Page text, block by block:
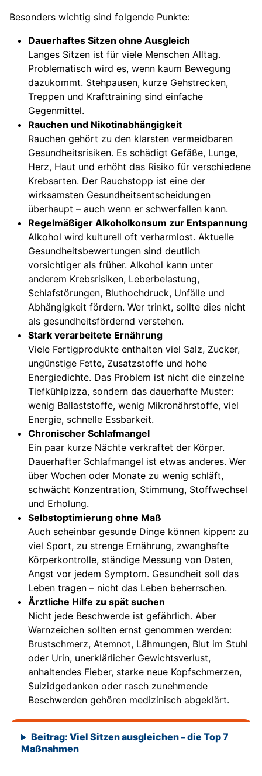
Besonders wichtig sind folgende Punkte:
Dauerhaftes Sitzen ohne Ausgleich
Langes Sitzen ist für viele Menschen Alltag.
Problematisch wird es, wenn kaum Bewegung
dazukommt. Stehpausen, kurze Gehstrecken,
Treppen und Krafttraining sind einfache
Gegenmittel.
Rauchen und Nikotinabhängigkeit
Rauchen gehört zu den klarsten vermeidbaren
Gesundheitsrisiken. Es schädigt Gefäße, Lunge,
Herz, Haut und erhöht das Risiko für verschiedene
Krebsarten. Der Rauchstopp ist eine der
wirksamsten Gesundheitsentscheidungen
überhaupt – auch wenn er schwerfallen kann.
Regelmäßiger Alkoholkonsum zur Entspannung
Alkohol wird kulturell oft verharmlost. Aktuelle
Gesundheitsbewertungen sind deutlich
vorsichtiger als früher. Alkohol kann unter
anderem Krebsrisiken, Leberbelastung,
Schlafstörungen, Bluthochdruck, Unfälle und
Abhängigkeit fördern. Wer trinkt, sollte dies nicht
als gesundheitsfördernd verstehen.
Stark verarbeitete Ernährung
Viele Fertigprodukte enthalten viel Salz, Zucker,
ungünstige Fette, Zusatzstoffe und hohe
Energiedichte. Das Problem ist nicht die einzelne
Tiefkühlpizza, sondern das dauerhafte Muster:
wenig Ballaststoffe, wenig Mikronährstoffe, viel
Energie, schnelle Essbarkeit.
Chronischer Schlafmangel
Ein paar kurze Nächte verkraftet der Körper.
Dauerhafter Schlafmangel ist etwas anderes. Wer
über Wochen oder Monate zu wenig schläft,
schwächt Konzentration, Stimmung, Stoffwechsel
und Erholung.
Selbstoptimierung ohne Maß
Auch scheinbar gesunde Dinge können kippen: zu
viel Sport, zu strenge Ernährung, zwanghafte
Körperkontrolle, ständige Messung von Daten,
Angst vor jedem Symptom. Gesundheit soll das
Leben tragen – nicht das Leben beherrschen.
Ärztliche Hilfe zu spät suchen
Nicht jede Beschwerde ist gefährlich. Aber
Warnzeichen sollten ernst genommen werden:
Brustschmerz, Atemnot, Lähmungen, Blut im Stuhl
oder Urin, unerklärlicher Gewichtsverlust,
anhaltendes Fieber, starke neue Kopfschmerzen,
Suizidgedanken oder rasch zunehmende
Beschwerden gehören medizinisch abgeklärt.
Beitrag: Viel Sitzen ausgleichen – die Top 7
Maßnahmen